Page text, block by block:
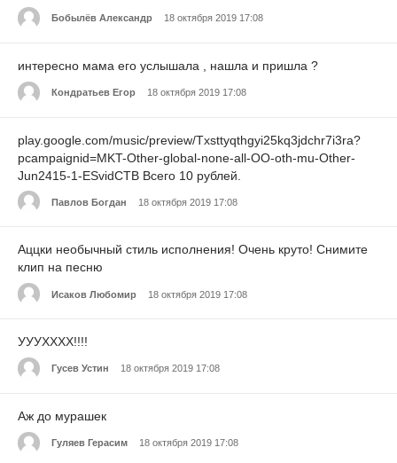
Бобылёв Александр 18 октября 2019 17:08
интересно мама его услышала , нашла и пришла ?
Кондратьев Егор 18 октября 2019 17:08
play.google.com/music/preview/Txsttyqthgyi25kq3jdchr7i3ra?
pcampaignid=MKT-Other-global-none-all-OO-oth-mu-Other-
Jun2415-1-ESvidCTB Всего 10 рублей.
Павлов Богдан 18 октября 2019 17:08
Аццки необычный стиль исполнения! Очень круто! Снимите
клип на песню
Исаков Любомир 18 октября 2019 17:08
УУУХХХХ!!!!
Гусев Устин 18 октября 2019 17:08
Аж до мурашек
Гуляев Герасим 18 октября 2019 17:08